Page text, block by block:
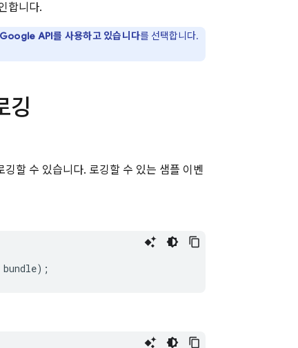
합니다.
API를 사용하고 있습니다를 선택합니다.
깅
깅할 수 있습니다. 로깅할 수 있는 샘플 이벤